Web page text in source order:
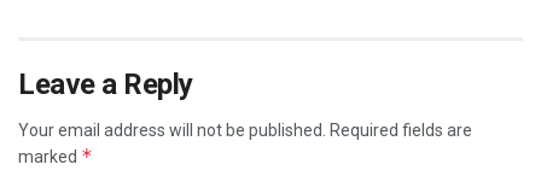
Leave a Reply
Your email address will not be published.
Required fields are
marked *